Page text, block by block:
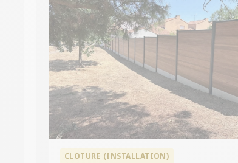
CLOTURE (INSTALLATION)